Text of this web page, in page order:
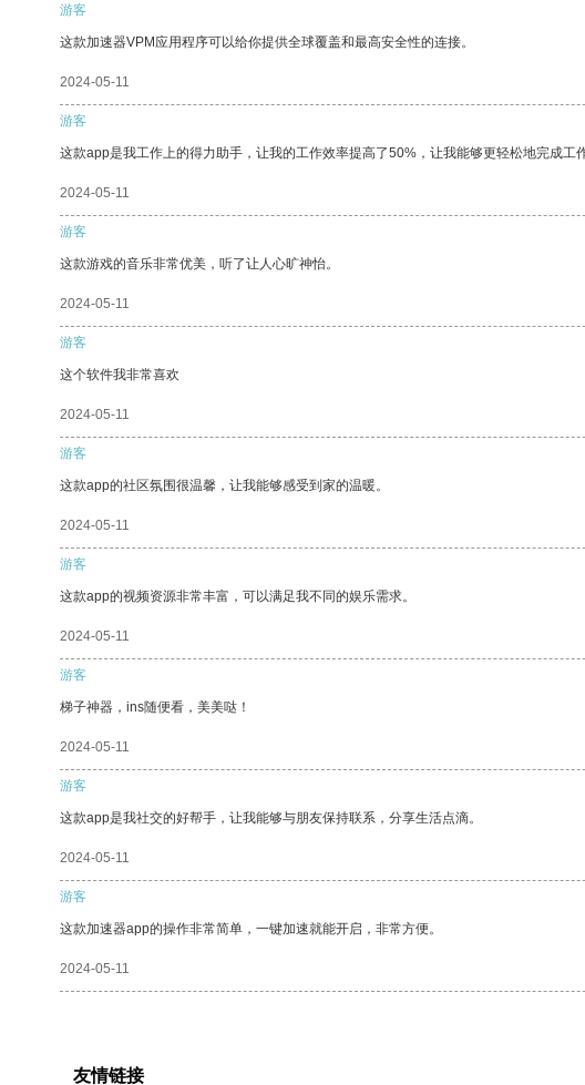
游客
这款加速器VPM应用程序可以给你提供全球覆盖和最高安全性的连接。
2024-05-11
游客
这款app是我工作上的得力助手，让我的工作效率提高了50%，让我能够更轻松地完成工
2024-05-11
游客
这款游戏的音乐非常优美，听了让人心旷神怡。
2024-05-11
游客
这个软件我非常喜欢
2024-05-11
游客
这款app的社区氛围很温馨，让我能够感受到家的温暖。
2024-05-11
游客
这款app的视频资源非常丰富，可以满足我不同的娱乐需求。
2024-05-11
游客
梯子神器，ins随便看，美美哒！
2024-05-11
游客
这款app是我社交的好帮手，让我能够与朋友保持联系，分享生活点滴。
2024-05-11
游客
这款加速器app的操作非常简单，一键加速就能开启，非常方便。
2024-05-11
友情链接